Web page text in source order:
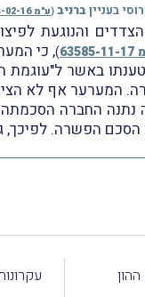
בענייןברניב(ע"מ 54694-02-16
והנוגעת
17
), כי
באשר ל"עוגמת
המערער אף לא
החברה הסכמתה
הפשרה. לפיכך,